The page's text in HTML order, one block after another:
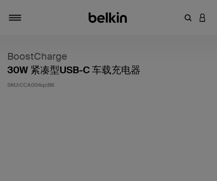
输入关键
登录
BoostCharge
30W 紧凑型USB-C 车载充电器
SKU:CCA004qcBK